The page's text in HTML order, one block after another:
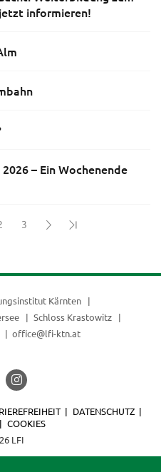
informieren!
– Ein Wochenende
3
Kärnten
Schloss Krastowitz
office@lfi-ktn.at
LFI
DATENSCHUTZ
COOKIES